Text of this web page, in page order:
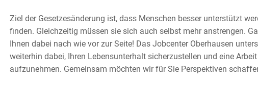
Ziel der Gesetzesänderung ist, dass Menschen besser unterstützt
finden. Gleichzeitig müssen sie sich auch selbst mehr anstrengen.
Ihnen dabei nach wie vor zur Seite! Das Jobcenter Oberhausen
weiterhin dabei, Ihren Lebensunterhalt sicherzustellen und eine
aufzunehmen. Gemeinsam möchten wir für Sie Perspektiven